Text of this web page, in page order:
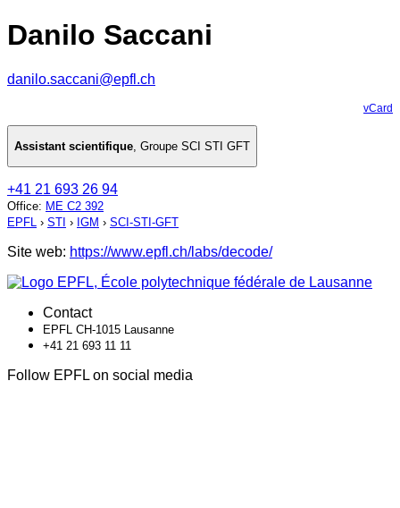
Danilo Saccani
danilo.saccani@epfl.ch
vCard
Assistant scientifique, Groupe SCI STI GFT
+41 21 693 26 94
Office: ME C2 392
EPFL › STI › IGM › SCI-STI-GFT
Site web: https://www.epfl.ch/labs/decode/
Contact
EPFL CH-1015 Lausanne
+41 21 693 11 11
Follow EPFL on social media